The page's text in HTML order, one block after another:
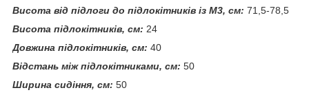
Висота від підлоги до підлокітників із М3, см: 71,5-78,5
Висота підлокітників, см: 24
Довжина підлокітників, см: 40
Відстань між підлокітниками, см: 50
Ширина сидіння, см: 50